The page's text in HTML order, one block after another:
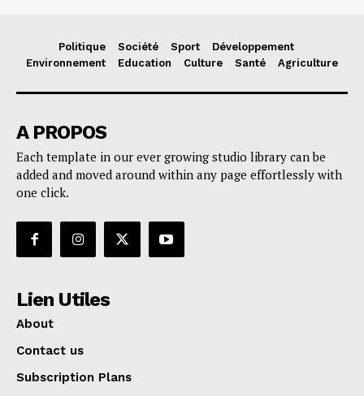
Politique Société Sport
Développement
Environnement
Education Culture Santé Agriculture
A PROPOS
Each template in our ever growing studio library can be
added and moved around within any page effortlessly with
one click.
Lien Utiles
About
Contact us
Subscription Plans